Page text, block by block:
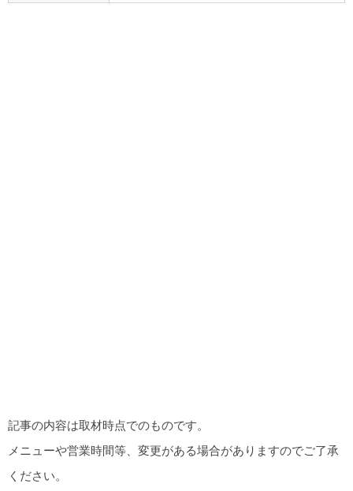
記事の内容は取材時点でのものです。
メニューや営業時間等、変更がある場合がありますのでご了承
ください。